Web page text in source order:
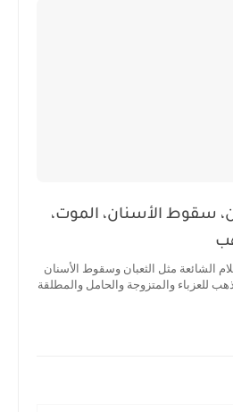
سقوط الأسنان، الموت،
الشائعة مثل الثعبان وسقوط الأسنان
للعزباء والمتزوجة والحامل والمطلقة